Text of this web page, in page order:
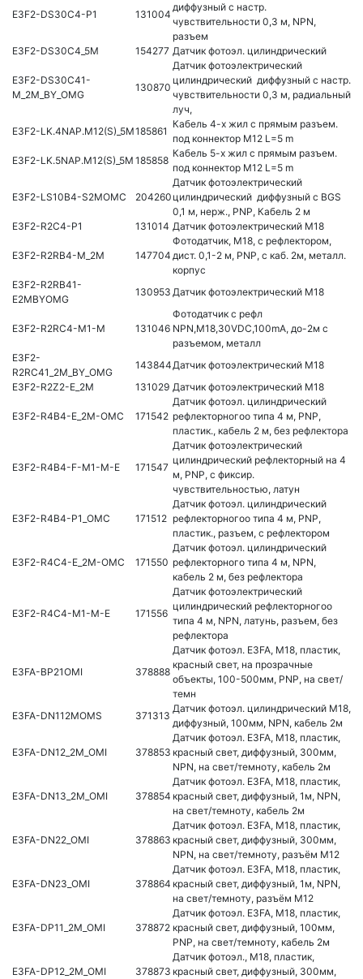
E3F2-DS30C4-P1 131004
диффузный с настр.
чувствительности 0,3 м, NPN,
разъем
E3F2-DS30C4_5M
154277 Датчик фотоэл. цилиндрический
E3F2-DS30C41-
M_2M_BY_OMG
130870
Датчик фотоэлектрический
цилиндрический диффузный с настр.
чувствительности 0,3 м, радиальный
луч,
E3F2-LK.4NAP.M12(S)_5M185861
Кабель 4-х жил с прямым разъем.
под коннектор М12 L=5 m
E3F2-LK.5NAP.M12(S)_5M 185858
Кабель 5-х жил с прямым разъем.
под коннектор М12 L=5 m
E3F2-LS10B4-S2MOMC 204260
Датчик фотоэлектрический
цилиндрический диффузный с BGS
0,1 м, нерж., PNP, Кабель 2 м
E3F2-R2C4-P1
131014 Датчик фотоэлектрический М18
E3F2-R2RB4-M_2M 147704
Фотодатчик, М18, с рефлектором,
дист. 0,1-2 м, PNP, с каб. 2м, металл.
корпус
E3F2-R2RB41-
E2MBYOMG
130953 Датчик фотоэлектрический М18
E3F2-R2RC4-M1-M 131046
Фотодатчик с рефл
NPN,M18,30VDC,100mA, до-2м c
разъемом, металл
E3F2-
R2RC41_2M_BY_OMG
143844Датчик фотоэлектрический М18
E3F2-R2Z2-E_2M
131029 Датчик фотоэлектрический М18
E3F2-R4B4-E_2M-OMC 171542
Датчик фотоэл. цилиндрический
рефлекторногоо типа 4 м, PNP,
пластик., кабель 2 м, без рефлектора
E3F2-R4B4-F-M1-M-E 171547
Датчик фотоэлектрический
цилиндрический рефлекторный на 4
м, PNP, с фиксир.
чувствительностью, латун
E3F2-R4B4-P1_OMC 171512
Датчик фотоэл. цилиндрический
рефлекторногоо типа 4 м, PNP,
пластик., разъем, с рефлектором
E3F2-R4C4-E_2M-OMC 171550
Датчик фотоэл. цилиндрический
рефлекторного типа 4 м, NPN,
кабель 2 м, без рефлектора
E3F2-R4C4-M1-M-E 171556
Датчик фотоэлектрический
цилиндрический рефлекторногоо
типа 4 м, NPN, латунь, разъем, без
рефлектора
E3FA-BP21OMI 378888
Датчик фотоэл. E3FA, M18, пластик,
красный свет, на прозрачные
объекты, 100-500мм, PNP, на свет/
темн
E3FA-DN112MOMS
371313
Датчик фотоэл. цилиндрический M18,
диффузный, 100мм, NPN, кабель 2м
E3FA-DN12_2M_OMI 378853
Датчик фотоэл. E3FA, M18, пластик,
красный свет, диффузный, 300мм,
NPN, на свет/темноту, кабель 2м
E3FA-DN13_2M_OMI 378854
Датчик фотоэл. E3FA, M18, пластик,
красный свет, диффузный, 1м, NPN,
на свет/темноту, кабель 2м
E3FA-DN22_OMI 378863
Датчик фотоэл. E3FA, M18, пластик,
красный свет, диффузный, 300мм,
NPN, на свет/темноту, разъём M12
E3FA-DN23_OMI 378864
Датчик фотоэл. E3FA, M18, пластик,
красный свет, диффузный, 1м, NPN,
на свет/темноту, разъём M12
E3FA-DP11_2M_OMI 378872
Датчик фотоэл. E3FA, M18, пластик,
красный свет, диффузный, 100мм,
PNP, на свет/темноту, кабель 2м
E3FA-DP12_2M_OMI 378873
Датчик фотоэл., M18, пластик,
красный свет, диффузный, 300мм,